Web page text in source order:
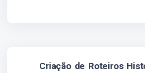
Criação de Roteiros